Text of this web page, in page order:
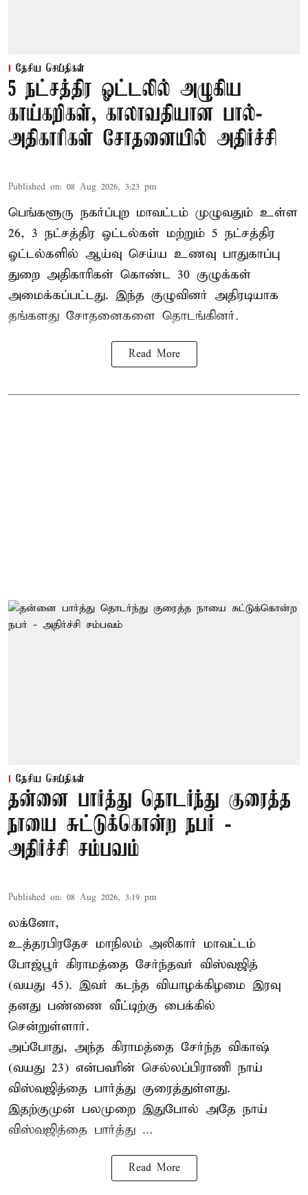
தேசிய செய்திகள்
5 நட்சத்திர ஓட்டலில் அழுகிய
காய்கறிகள், காலாவதியான பால்-
அதிகாரிகள் சோதனையில் அதிர்ச்சி
Published on: 08 Aug 2026, 3:23 pm
பெங்களூரு நகர்ப்புற மாவட்டம் முழுவதும் உள்ள
26, 3 நட்சத்திர ஓட்டல்கள் மற்றும் 5 நட்சத்திர
ஓட்டல்களில் ஆய்வு செய்ய உணவு பாதுகாப்பு
துறை அதிகாரிகள் கொண்ட 30 குழுக்கள்
அமைக்கப்பட்டது. இந்த குழுவினர் அதிரடியாக
தங்களது சோதனைகளை தொடங்கினர்.
Read More
தேசிய செய்திகள்
தன்னை பார்த்து தொடர்ந்து குரைத்த
நாயை சுட்டுக்கொன்ற நபர் -
அதிர்ச்சி சம்பவம்
Published on: 08 Aug 2026, 3:19 pm
லக்னோ,
உத்தரபிரதேச மாநிலம் அலிகார் மாவட்டம்
போஜ்பூர் கிராமத்தை சேர்ந்தவர் விஸ்வஜித்
(வயது 45). இவர் கடந்த வியாழக்கிழமை இரவு
தனது பண்ணை வீட்டிற்கு பைக்கில்
சென்றுள்ளார்.
அப்போது, அந்த கிராமத்தை சேர்ந்த விகாஷ்
(வயது 23) என்பவரின் செல்லப்பிராணி நாய்
விஸ்வஜித்தை பார்த்து குரைத்துள்ளது.
இதற்குமுன் பலமுறை இதுபோல் அதே நாய்
விஸ்வஜித்தை பார்த்து ...
Read More